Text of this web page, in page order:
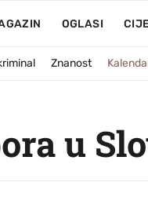
OGLASI
Znanost
u